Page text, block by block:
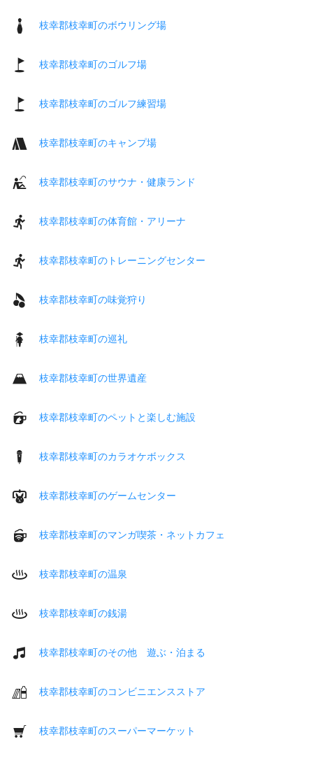
枝幸郡枝幸町のボウリング場
枝幸郡枝幸町のゴルフ場
枝幸郡枝幸町のゴルフ練習場
枝幸郡枝幸町のキャンプ場
枝幸郡枝幸町のサウナ・健康ランド
枝幸郡枝幸町の体育館・アリーナ
枝幸郡枝幸町のトレーニングセンター
枝幸郡枝幸町の味覚狩り
枝幸郡枝幸町の巡礼
枝幸郡枝幸町の世界遺産
枝幸郡枝幸町のペットと楽しむ施設
枝幸郡枝幸町のカラオケボックス
枝幸郡枝幸町のゲームセンター
枝幸郡枝幸町のマンガ喫茶・ネットカフェ
枝幸郡枝幸町の温泉
枝幸郡枝幸町の銭湯
枝幸郡枝幸町のその他 遊ぶ・泊まる
枝幸郡枝幸町のコンビニエンスストア
枝幸郡枝幸町のスーパーマーケット